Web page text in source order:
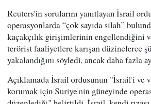
Reuters'in sorularını yanıtlayan İsrail
operasyonlarda “çok sayıda silah”
kaçakçılık girişimlerinin engellendiğini
terörist faaliyetlere karışan düzinelerce
yakalandığını söyledi, ancak daha fazla
Açıklamada İsrail ordusunun "İsrail'i ve
korumak için Suriye'nin güneyinde